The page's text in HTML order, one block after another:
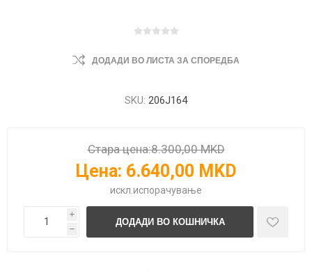
ДОДАДИ ВО ЛИСТА ЗА СПОРЕДБА
SKU: 206J164
Стара цена:8.300,00 MKD
Цена: 6.640,00 MKD
искл. испорачување
i
h